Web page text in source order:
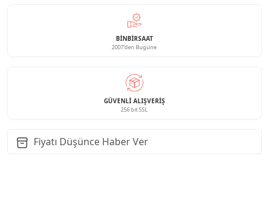
BINBIRSAAT
2007'den Bugüne
GÜVENLI ALIŞVERIŞ
256 bit SSL
Fiyatı Düşünce Haber Ver